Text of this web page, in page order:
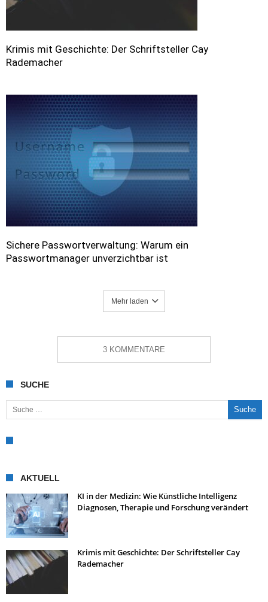
Krimis mit Geschichte: Der Schriftsteller Cay
Rademacher
Sichere Passwortverwaltung: Warum ein
Passwortmanager unverzichtbar ist
Mehr laden
3 KOMMENTARE
SUCHE
Suche nach:
AKTUELL
KI in der Medizin: Wie Künstliche Intelligenz
Diagnosen, Therapie und Forschung verändert
Krimis mit Geschichte: Der Schriftsteller Cay
Rademacher